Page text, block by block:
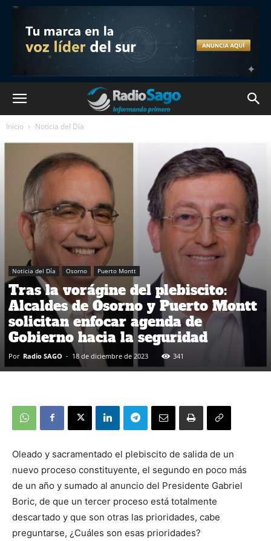
Inicio Noticia del Día
Noticia del Día Osorno Puerto Montt
Tras la vorágine del plebiscito:
Alcaldes de Osorno y Puerto Montt
solicitan enfocar agenda de
Gobierno hacia la seguridad
Por Radio SAGO - 18 de diciembre de 2023 341
Oleado y sacramentado el plebiscito de salida de un
nuevo proceso constituyente, el segundo en poco más
de un año y sumado al anuncio del Presidente Gabriel
Boric, de que un tercer proceso está totalmente
descartado y que son otras las prioridades, cabe
preguntarse, ¿Cuáles son esas prioridades?